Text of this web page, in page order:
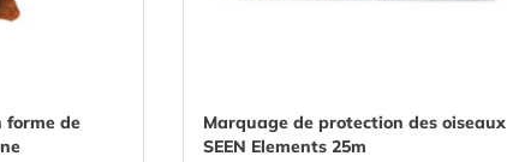
forme de
Marquage de protection des oiseaux
SEEN Elements 25m